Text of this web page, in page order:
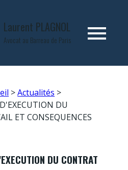
Laurent PLAGNOL
Avocat au Barreau de Paris menu
>Actualités >
DU
ET CONSEQUENCES
DU CONTRAT